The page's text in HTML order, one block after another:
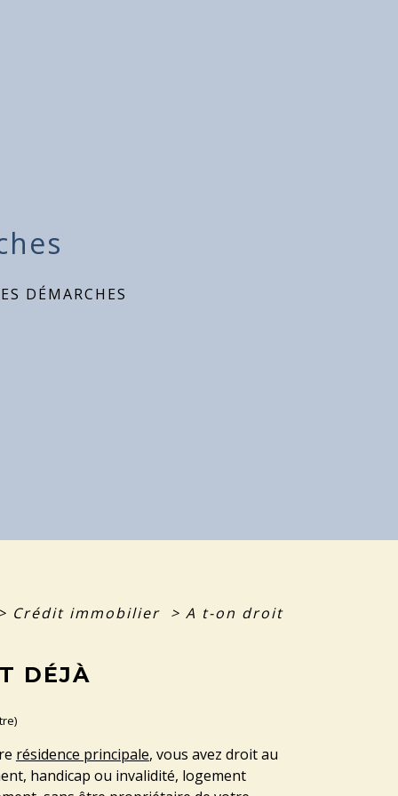
DÉMARCHES
Crédit immobilier > A t-on droit
DÉJÀ
résidence principale, vous avez droit au
handicap ou invalidité, logement